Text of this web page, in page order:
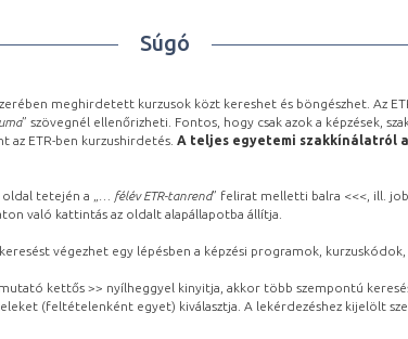
Súgó
meghirdetett kurzusok közt kereshet és böngészhet. Az
” szövegnél ellenőrizheti. Fontos, hogy csak azok a képzések,
ETR-ben kurzushirdetés. A teljes egyetemi szakkínálatról a
tetején a „ … félév ETR-tanrend” felirat melletti balra <<<, ill.
való kattintás az oldalt alapállapotba állítja.
végezhet egy lépésben a képzési programok,
kettős >> nyílheggyel kinyitja, akkor több szempontú
(feltételenként egyet) kiválasztja. A lekérdezéshez kijelölt